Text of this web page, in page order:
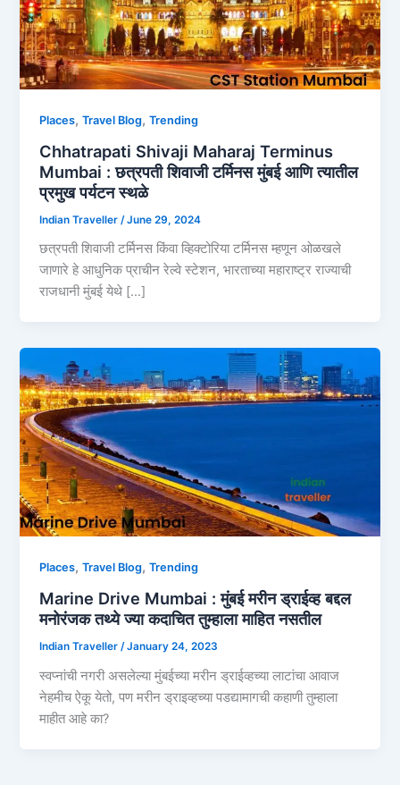
Places,Travel Blog,Trending
Chhatrapati Shivaji Maharaj Terminus
Mumbai : छत्रपती शिवाजी टर्मिनस मुंबई आणि त्यातील
प्रमुख पर्यटन स्थळे
Indian Traveller /June 29, 2024
छत्रपती शिवाजी टर्मिनस किंवा व्हिक्टोरिया टर्मिनस म्हणून ओळखले
जाणारे हे आधुनिक प्राचीन रेल्वे स्टेशन, भारताच्या महाराष्ट्र राज्याची
राजधानी मुंबई येथे […]
Places,Travel Blog,Trending
Marine Drive Mumbai : मुंबई मरीन ड्राईव्ह बद्दल
मनोरंजक तथ्ये ज्या कदाचित तुम्हाला माहित नसतील
Indian Traveller/January 24, 2023
स्वप्नांची नगरी असलेल्या मुंबईच्या मरीन ड्राईव्हच्या लाटांचा आवाज
नेहमीच ऐकू येतो, पण मरीन ड्राइव्हच्या पडद्यामागची कहाणी तुम्हाला
माहीत आहे का?